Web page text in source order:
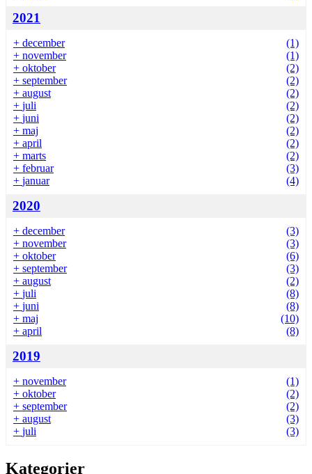
2021
+ december
(1)
+ november
(1)
+ oktober
(2)
+ september
(2)
+ august
(2)
+ juli
(2)
+ juni
(2)
+ maj
(2)
+ april
(2)
+ marts
(2)
+ februar
(3)
+ januar (4)
2020
+ december
(3)
+ november
(3)
+ oktober
(6)
+ september
(3)
+ august
(2)
+ juli
(8)
+ juni
(8)
+ maj
(10)
+ april (8)
2019
+ november
(1)
+ oktober
(2)
+ september
(2)
+ august
(3)
+ juli (3)
Kategorier